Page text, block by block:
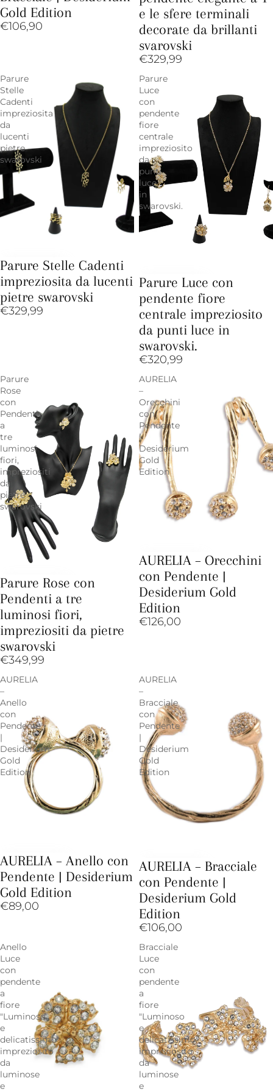
Gold Edition
€106,90
e le sfere terminali
decorate da brillanti
svarovski
€329,99
Parure
Stelle
Cadenti
impreziosita
da
lucenti
pietre
swarovski
Parure Stelle Cadenti
impreziosita da lucenti
pietre swarovski
€329,99
Parure
Luce
con
pendente
fiore
centrale
impreziosito
da
punti
luce
in
swarovski.
Parure Luce con
pendente fiore
centrale impreziosito
da punti luce in
swarovski.
€320,99
Parure
Rose
con
Pendenti
a
tre
luminosi
fiori,
impreziositi
da
pietre
swarovski
Parure Rose con
Pendenti a tre
luminosi fiori,
impreziositi da pietre
swarovski
€349,99
AURELIA
–
Orecchini
con
Pendente
|
Desiderium
Gold
Edition
AURELIA – Orecchini
con Pendente |
Desiderium Gold
Edition
€126,00
AURELIA
–
Anello
con
Pendente
|
Desiderium
Gold
Edition
AURELIA – Anello con
Pendente | Desiderium
Gold Edition
€89,00
AURELIA
–
Bracciale
con
Pendente
|
Desiderium
Gold
Edition
AURELIA – Bracciale
con Pendente |
Desiderium Gold
Edition
€106,00
Anello
Luce
con
pendente
a
fiore
"Luminoso
e
delicatissimo"
impreziosito
da
luminose
e
Bracciale
Luce
con
pendente
a
fiore
"Luminoso
e
delicatissimo"
impreziosito
da
luminose
e